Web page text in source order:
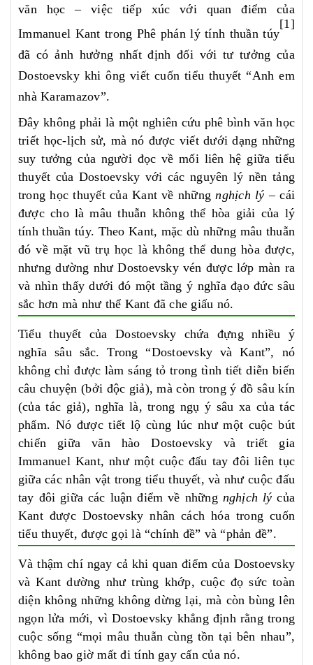
văn học – việc tiếp xúc với quan điểm của
Immanuel Kant trong Phê phán lý tính thuần túy
[1]
đã có ảnh hưởng nhất định đối với tư tưởng của
Dostoevsky khi ông viết cuốn tiểu thuyết “Anh em
nhà Karamazov”.
Đây không phải là một nghiên cứu phê bình văn học
triết học-lịch sử, mà nó được viết dưới dạng những
suy tưởng của người đọc về mối liên hệ giữa tiểu
thuyết của Dostoevsky với các nguyên lý nền tảng
trong học thuyết của Kant về nhữngnghịch lý – cái
được cho là mâu thuẫn không thể hòa giải của lý
tính thuần túy. Theo Kant, mặc dù những mâu thuẫn
đó về mặt vũ trụ học là không thể dung hòa được,
nhưng dường như Dostoevsky vén được lớp màn ra
và nhìn thấy dưới đó một tầng ý nghĩa đạo đức sâu
sắc hơn mà như thể Kant đã che giấu nó.
Tiểu thuyết của Dostoevsky chứa đựng nhiều ý
nghĩa sâu sắc. Trong “Dostoevsky và Kant”, nó
không chỉ được làm sáng tỏ trong tình tiết diễn biến
câu chuyện (bởi độc giả), mà còn trong ý đồ sâu kín
(của tác giả), nghĩa là, trong ngụ ý sâu xa của tác
phẩm. Nó được tiết lộ cùng lúc như một cuộc bút
chiến giữa văn hào Dostoevsky và triết gia
Immanuel Kant, như một cuộc đấu tay đôi liên tục
giữa các nhân vật trong tiểu thuyết, và như cuộc đấu
tay đôi giữa các luận điểm về những nghịch lý của
Kant được Dostoevsky nhân cách hóa trong cuốn
tiểu thuyết, được gọi là “chính đề” và “phản đề”.
Và thậm chí ngay cả khi quan điểm của Dostoevsky
và Kant dường như trùng khớp, cuộc đọ sức toàn
diện không những không dừng lại, mà còn bùng lên
ngọn lửa mới, vì Dostoevsky khẳng định rằng trong
cuộc sống “mọi mâu thuẫn cùng tồn tại bên nhau”,
không bao giờ mất đi tính gay cấn của nó.